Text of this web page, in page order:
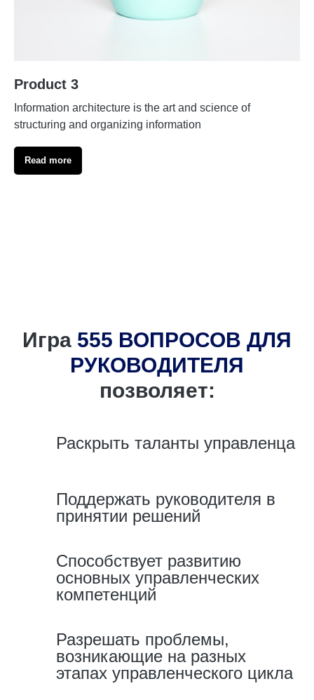
Product 3
Information architecture is the art and science of
structuring and organizing information
Read more
Игра 555 ВОПРОСОВ ДЛЯ
РУКОВОДИТЕЛЯ
позволяет:
Раскрыть таланты управленца
Поддержать руководителя в
принятии решений
Способствует развитию
основных управленческих
компетенций
Разрешать проблемы,
возникающие на разных
этапах управленческого цикла